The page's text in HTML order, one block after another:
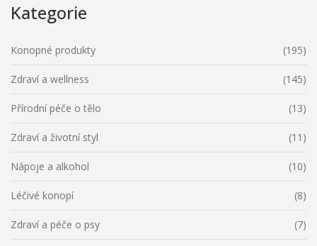
Kategorie
Konopné produkty (195)
Zdraví a wellness (145)
Přírodní péče o tělo (13)
Zdraví a životní styl (11)
Nápoje a alkohol (10)
Léčivé konopí (8)
Zdraví a péče o psy (7)